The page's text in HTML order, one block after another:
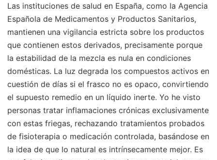
Las instituciones de salud en España, como la Agencia
Española de Medicamentos y Productos Sanitarios,
mantienen una vigilancia estricta sobre los productos
que contienen estos derivados, precisamente porque
la estabilidad de la mezcla es nula en condiciones
domésticas. La luz degrada los compuestos activos en
cuestión de días si el frasco no es opaco, convirtiendo
el supuesto remedio en un líquido inerte. Yo he visto
personas tratar inflamaciones crónicas exclusivamente
con estas friegas, rechazando tratamientos probados
de fisioterapia o medicación controlada, basándose en
la idea de que lo natural es intrínsecamente mejor. Es